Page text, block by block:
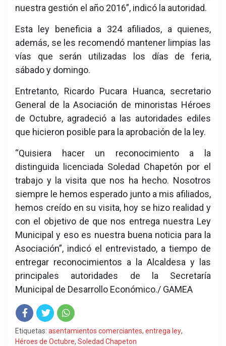
nuestra gestión el año 2016”, indicó la autoridad.
Esta ley beneficia a 324 afiliados, a quienes,
además, se les recomendó mantener limpias las
vías que serán utilizadas los días de feria,
sábado y domingo.
Entretanto, Ricardo Pucara Huanca, secretario
General de la Asociación de minoristas Héroes
de Octubre, agradeció a las autoridades ediles
que hicieron posible para la aprobación de la ley.
“Quisiera hacer un reconocimiento a la
distinguida licenciada Soledad Chapetón por el
trabajo y la visita que nos ha hecho. Nosotros
siempre le hemos esperado junto a mis afiliados,
hemos creído en su visita, hoy se hizo realidad y
con el objetivo de que nos entrega nuestra Ley
Municipal y eso es nuestra buena noticia para la
Asociación”, indicó el entrevistado, a tiempo de
entregar reconocimientos a la Alcaldesa y las
principales autoridades de la Secretaría
Municipal de Desarrollo Económico./ GAMEA
Fac Twit Wha
Etiquetas: asentamientos comerciantes, entrega ley,
Héroes de Octubre, Soledad Chapeton